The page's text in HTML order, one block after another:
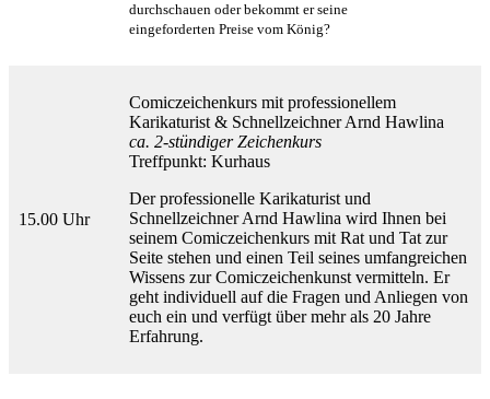
durchschauen oder bekommt er seine
eingeforderten Preise vom König?
15.00 Uhr
Comiczeichenkurs mit professionellem
Karikaturist & Schnellzeichner Arnd Hawlina
ca. 2-stündiger Zeichenkurs
Treffpunkt: Kurhaus
Der professionelle Karikaturist und
Schnellzeichner Arnd Hawlina wird Ihnen bei
seinem Comiczeichenkurs mit Rat und Tat zur
Seite stehen und einen Teil seines umfangreichen
Wissens zur Comiczeichenkunst vermitteln. Er
geht individuell auf die Fragen und Anliegen von
euch ein und verfügt über mehr als 20 Jahre
Erfahrung.